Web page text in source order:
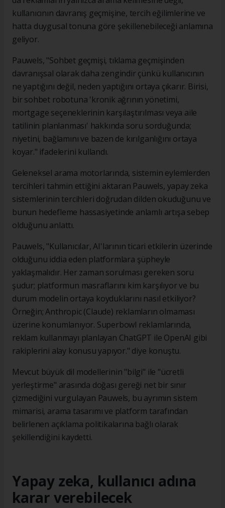
kullanıcının davranış geçmişine, tercih eğilimlerine ve
hatta duygusal tonuna göre şekillenebileceği anlamına
geliyor.
Pauwels, "Sohbet geçmişi, tıklama geçmişinden
davranışsal olarak daha zengindir çünkü kullanıcının
ne yaptığını değil, neden yaptığını ortaya çıkarır. Birisi,
bir sohbet robotuna 'kronik ağrının yönetimi,
mortgage seçeneklerinin karşılaştırılması veya aile
tatilinin planlanması' hakkında soru sorduğunda;
niyetini, bağlamını ve bazen de kırılganlığını ortaya
koyar." ifadelerini kullandı.
Geleneksel arama motorlarında, sistemin eylemlerden
tercihleri tahmin ettiğini aktaran Pauwels, yapay zeka
sistemlerinin tercihleri doğrudan dilden okuduğunu ve
bunun hedefleme hassasiyetinde anlamlı artışa sebep
olduğunu anlattı.
Pauwels, "Kullanıcılar, AI'larının ticari etkilerin üzerinde
olduğunu iddia eden platformlara şüpheyle
yaklaşmalıdır. Her zaman sorulması gereken soru
şudur; platformun masraflarını kim karşılıyor ve bu
durum modelin ortaya koyduklarını nasıl etkiliyor?
Örneğin; Anthropic (Claude) reklamların olmaması
üzerine konumlanıyor. Superbowl reklamlarında,
reklam kullanmayı planlayan ChatGPT ile OpenAI gibi
rakiplerini alay konusu yapıyor." diye konuştu.
Mevcut büyük dil modellerinin "bilgi" ile "ücretli
yerleştirme" arasında doğası gereği net bir sınır
çizmediğini vurgulayan Pauwels, bu ayrımın sistem
mimarisi, arama tasarımı ve platform tarafından
belirlenen açıklama politikalarına bağlı olarak
şekillendiğini kaydetti.
Yapay zeka, kullanıcı adına
karar verebilecek